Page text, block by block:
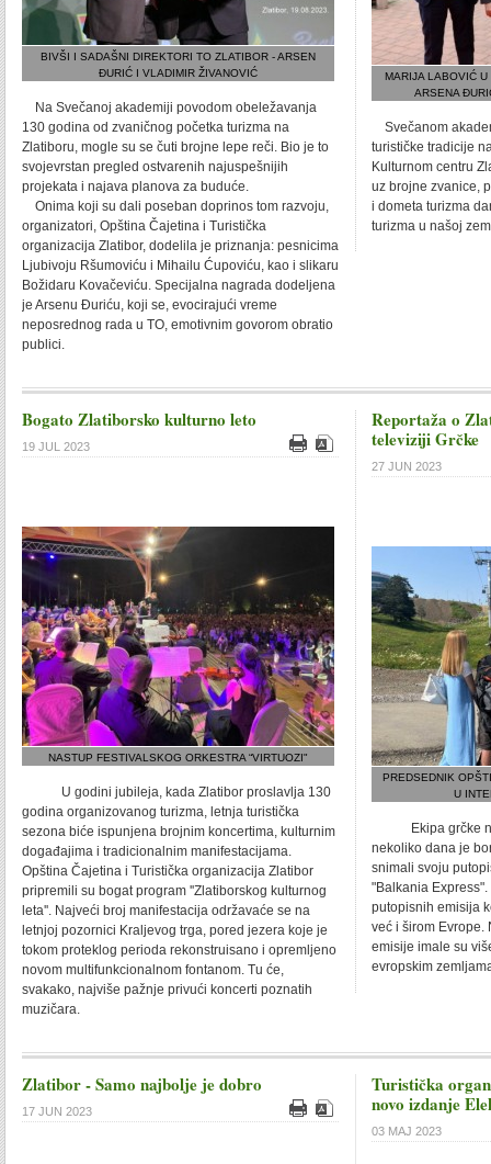
BIVŠI I SADAŠNI DIREKTORI TO ZLATIBOR - ARSEN
ĐURIĆ I VLADIMIR ŽIVANOVIĆ
Na Svečanoj akademiji povodom obeležavanja
130 godina od zvaničnog početka turizma na
Zlatiboru, mogle su se čuti brojne lepe reči. Bio je to
svojevrstan pregled ostvarenih najuspešnijih
projekata i najava planova za buduće.
Onima koji su dali poseban doprinos tom razvoju,
organizatori, Opština Čajetina i Turistička
organizacija Zlatibor, dodelila je priznanja: pesnicima
Ljubivoju Ršumoviću i Mihailu Ćupoviću, kao i slikaru
Božidaru Kovačeviću. Specijalna nagrada dodeljena
je Arsenu Đuriću, koji se, evocirajući vreme
neposrednog rada u TO, emotivnim govorom obratio
publici.
MARIJA LABOVIĆ U
ARSENA
Svečanom
turističke tradicije
Kulturnom centru
uz brojne zvanice,
i dometa turizma
turizma u našoj
Bogato Zlatiborsko kulturno leto
19 JUL 2023
NASTUP FESTIVALSKOG ORKESTRA “VIRTUOZI"
U godini jubileja, kada Zlatibor proslavlja 130
godina organizovanog turizma, letnja turistička
sezona biće ispunjena brojnim koncertima, kulturnim
događajima i tradicionalnim manifestacijama.
Opština Čajetina i Turistička organizacija Zlatibor
pripremili su bogat program ''Zlatiborskog kulturnog
leta''. Najveći broj manifestacija održavaće se na
letnjoj pozornici Kraljevog trga, pored jezera koje je
tokom proteklog perioda rekonstruisano i opremljeno
novom multifunkcionalnom fontanom. Tu će,
svakako, najviše pažnje privući koncerti poznatih
muzičara.
Reportaža o
televiziji Grčke
27 JUN 2023
PREDSEDNIK
U
Ekipa grčke
nekoliko dana je
snimali svoju
"Balkania
putopisnih emisija
već i širom Evrope.
emisije imale su
evropskim
Zlatibor - Samo najbolje je dobro
17 JUN 2023
Turistička
novo izdanje
03 MAJ 2023